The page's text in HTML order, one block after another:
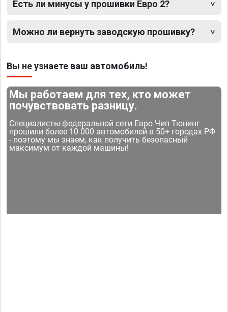
Есть ли минусы у прошивки Евро 2?
Можно ли вернуть заводскую прошивку?
Вы не узнаете ваш автомобиль!
Мы работаем для тех, кто может
почувствовать разницу.
Специалисты федеральной сети Евро Чип Тюнинг
прошили более 10 000 автомобилей в 50+ городах РФ
- поэтому мы знаем, как получить безопасный
максимум от каждой машины!